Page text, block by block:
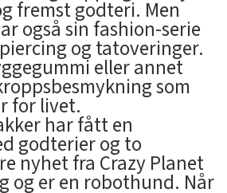
fremst godteri. Men
også sin fashion-serie
og tatoveringer.
eller annet
som
for livet.
har fått en
godterier og to
nyhet fra Crazy Planet
og er en robothund. Når